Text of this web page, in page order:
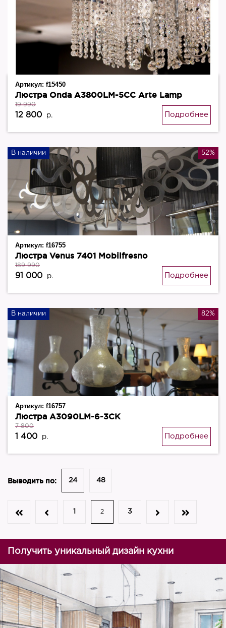
Артикул: f15450
Люстра Onda A3800LM-5CC Arte Lamp
19 990
12 800 р. Подробнее
В наличии 52%
Артикул: f16755
Люстра Venus 7401 Mobilfresno
189 990
91 000 р. Подробнее
В наличии 82%
Артикул: f16757
Люстра А3090LM-6-3CK
7 800
1 400 р. Подробнее
Выводить по: 24 48
1 2 3
Получить уникальный дизайн кухни